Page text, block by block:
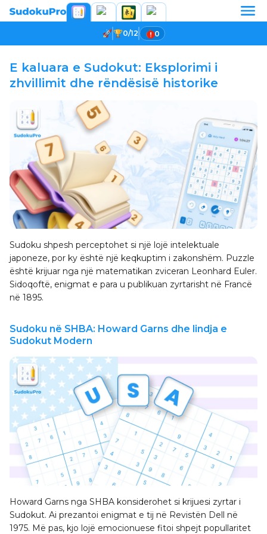
0/12 0
E kaluara e Sudokut: Eksplorimi i
zhvillimit dhe rëndësisë historike
Sudoku shpesh perceptohet si një lojë intelektuale
japoneze, por ky është një keqkuptim i zakonshëm. Puzzle
është krijuar nga një matematikan zviceran Leonhard Euler.
Sidoqoftë, enigmat e para u publikuan zyrtarisht në Francë
në 1895.
Sudoku në SHBA: Howard Garns dhe lindja e
Sudokut Modern
Howard Garns nga SHBA konsiderohet si krijuesi zyrtar i
Sudokut. Ai prezantoi enigmat e tij në Revistën Dell në
1975. Më pas, kjo lojë emocionuese fitoi shpejt popullaritet